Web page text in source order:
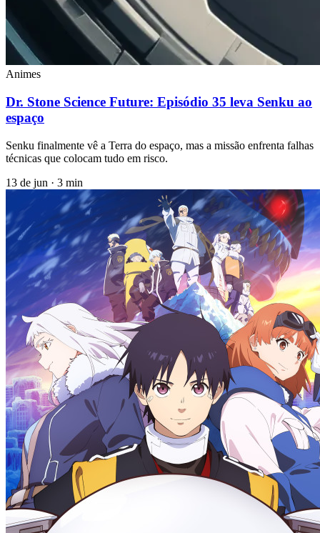
Animes
Dr. Stone Science Future: Episódio 35 leva Senku ao
espaço
Senku finalmente vê a Terra do espaço, mas a missão enfrenta falhas
técnicas que colocam tudo em risco.
13 de jun · 3 min